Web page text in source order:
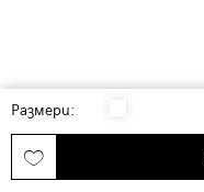
Размери: